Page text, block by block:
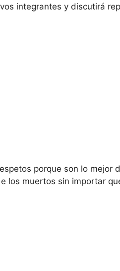
integrantes y discutirá
porque son lo mejor
los muertos sin importar